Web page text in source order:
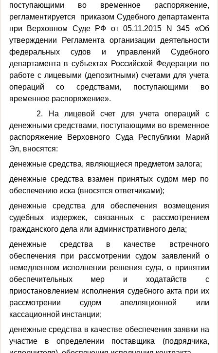
поступающими во временное распоряжение,
регламентируется приказом Судебного департамента
при Верховном Суде РФ от 05.11.2015 N 345 «Об
утверждении Регламента организации деятельности
федеральных судов и управлений Судебного
департамента в субъектах Российской Федерации по
работе с лицевыми (депозитными) счетами для учета
операций со средствами, поступающими во
временное распоряжение».
2. На лицевой счет для учета операций с
денежными средствами, поступающими во временное
распоряжение Верховного Суда Республики Марий
Эл, вносятся:
денежные средства, являющиеся предметом залога;
денежные средства взамен принятых судом мер по
обеспечению иска (вносятся ответчиками);
денежные средства для обеспечения возмещения
судебных издержек, связанных с рассмотрением
гражданского дела или административного дела;
денежные средства в качестве встречного
обеспечения при рассмотрении судом заявлений о
немедленном исполнении решения суда, о принятии
обеспечительных мер и ходатайств с
приостановлением исполнения судебного акта при их
рассмотрении судом апелляционной или
кассационной инстанции;
денежные средства в качестве обеспечения заявки на
участие в определении поставщика (подрядчика,